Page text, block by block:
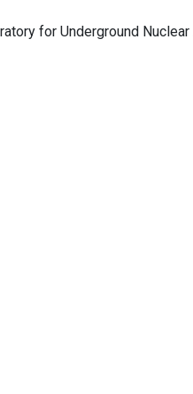
for Underground